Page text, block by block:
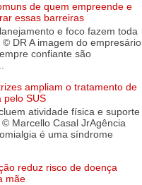
de quem empreende e
essas barreiras
e foco fazem toda
DR A imagem do empresário
confiante são
ampliam o tratamento de
pelo SUS
atividade física e suporte
© Marcello Casal JrAgência
é uma síndrome
reduz risco de doença
mãe